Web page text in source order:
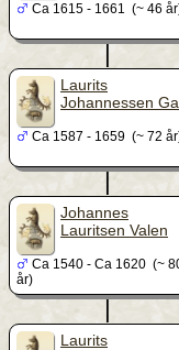
Ca 1615 - 1661 (~ 46
|
Laurits
Johannessen
Ca 1587 - 1659 (~ 72
|
Johannes
Lauritsen Valen
Ca 1540 - Ca 1620 (~
år)
|
Laurits